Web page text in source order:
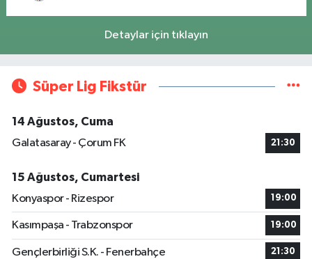
Detaylar için tıklayın
Süper Lig Fikstür
14 Ağustos, Cuma
Galatasaray - Çorum FK
21:30
15 Ağustos, Cumartesi
Konyaspor - Rizespor
19:00
Kasımpaşa - Trabzonspor 19:00
Gençlerbirliği S.K. - Fenerbahçe 21:30